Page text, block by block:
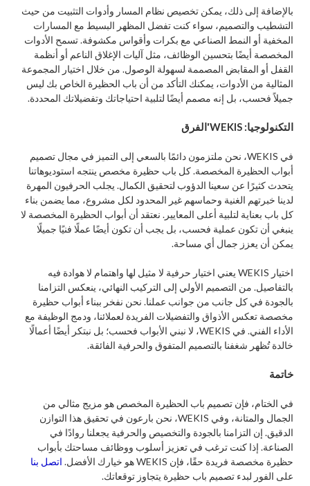
بالإضافة إلى ذلك، يمكن تخصيص نظام المسار وأدوات التثبيت من حيث
التشطيب والتصميم، سواء كنت تفضل المظهر البسيط مع المسارات
المخفية أو النمط الصناعي مع بكرات وأقواس مكشوفة. تسمح الأدوات
المخصصة أيضًا بتحسين الوظائف، مثل آليات الإغلاق الناعم أو أنظمة
القفل أو المقابض المصممة لسهولة الوصول. من خلال اختيار المجموعة
المثالية من الأدوات، يمكنك التأكد من أن باب الحظيرة الخاص بك ليس
جميلاً فحسب، بل إنه مصمم أيضًا لتلبية احتياجاتك وتفضيلاتك المحددة.
التكنولوجيا: WEKIS'الفرق
في WEKIS، نحن ملتزمون دائمًا بالسعي إلى التميز في مجال تصميم
أبواب الحظيرة المخصصة. كل باب حظيرة مخصص ينتجه استوديوهاتنا
يتحدث كثيرًا عن سعينا الدؤوب لتحقيق الكمال. يجلب الحرفيون المهرة
لدينا خبرتهم الغنية وحماسهم غير المحدود لكل مشروع، مما يضمن بناء
كل باب بعناية لتلبية أعلى المعايير. نعتقد أن أبواب الحظيرة المخصصة لا
ينبغي أن تكون عملية فحسب، بل يجب أن تكون أيضًا عملًا فنيًا جميلًا
يمكن أن يعزز جمال أي مساحة.
اختيار WEKIS يعني اختيار حرفية لا مثيل لها واهتمام لا هوادة فيه
بالتفاصيل. من التصميم الأولي إلى التركيب النهائي، ينعكس التزامنا
بالجودة في كل جانب من جوانب عملنا. نحن نفخر ببناء أبواب حظيرة
مخصصة تعكس الأذواق والتفضيلات الفريدة لعملائنا، ودمج الوظيفة مع
الأداء الفني. في WEKIS، لا نبني الأبواب فحسب؛ بل نبتكر أيضًا أعمالًا
خالدة تُظهر شغفنا بالتصميم المتفوق والحرفية الفائقة.
خاتمة
في الختام، فإن تصميم باب الحظيرة المخصص هو مزيج مثالي من
الجمال والمتانة، وفي WEKIS، نحن بارعون في تحقيق هذا التوازن
الدقيق. إن التزامنا بالجودة والتخصيص والحرفية يجعلنا روادًا في
الصناعة. إذا كنت ترغب في تعزيز أسلوب ووظائف مساحتك بأبواب
حظيرة مخصصة فريدة حقًا، فإن WEKIS هو خيارك الأفضل.
اتصل بنا
على الفور لبدء تصميم باب حظيرة يتجاوز توقعاتك.